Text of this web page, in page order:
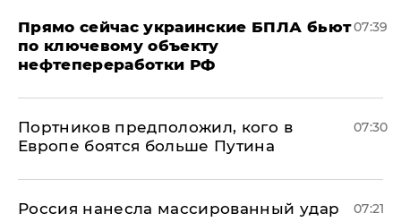
Прямо сейчас украинские БПЛА бьют
по ключевому объекту
нефтепереработки РФ
07:39
Портников предположил, кого в
Европе боятся больше Путина
07:30
Россия нанесла массированный удар
07:21